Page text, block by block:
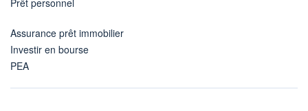
Assurance prêt immobilier
Investir en bourse
PEA